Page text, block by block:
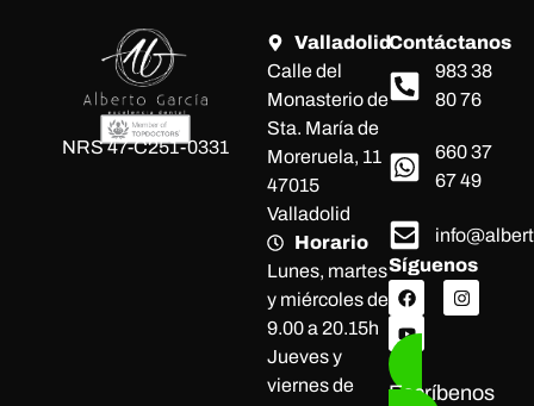
NRS 47-C251-0331
Valladolid
Calle del
Monasterio de
Sta. María de
Moreruela, 11
47015
Valladolid
Horario
Lunes, martes
y miércoles de
9.00 a 20.15h
Jueves y
viernes de
Contáctanos
983 38
80 76
660 37
67 49
Síguenos
Escríbenos